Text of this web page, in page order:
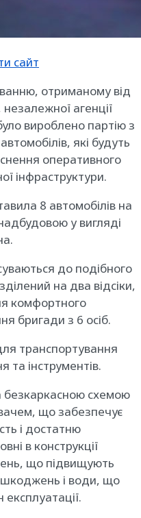
сайт
отриманому від
агенції
вироблено партію з
які будуть
оперативного
інфраструктури.
8 автомобілів на
у вигляді
до подібного
на два відсіки,
комфортного
бригади з 6 осіб.
транспортування
та інструментів.
безкаркасною схемою
що забезпечує
і достатню
в конструкції
що підвищують
і води, що